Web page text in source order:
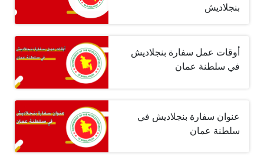
بنجلاديش
أوقات عمل سفارة بنجلاديش
في سلطنة عمان
عنوان سفارة بنجلاديش في
سلطنة عمان